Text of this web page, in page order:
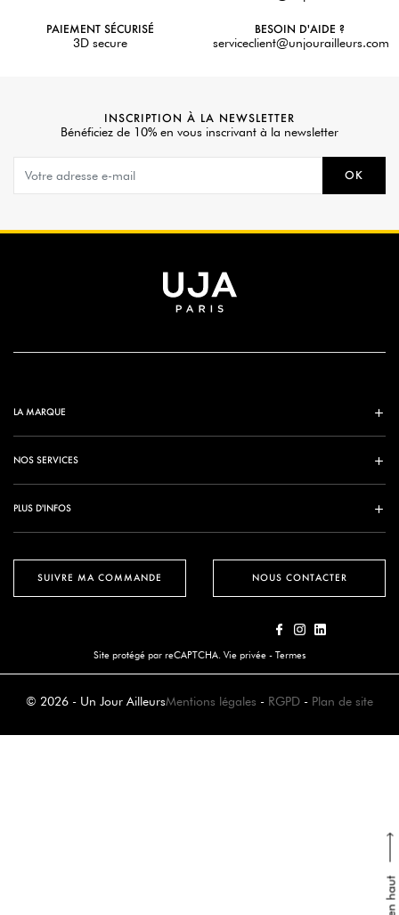
PAIEMENT SÉCURISÉ
3D secure
BESOIN D'AIDE ?
serviceclient@unjourailleurs.com
INSCRIPTION À LA NEWSLETTER
Bénéficiez de 10% en vous inscrivant à la newsletter
OK
SUIVRE MA COMMANDE
LA MARQUE
NOS SERVICES
PLUS D'INFOS
NOUS CONTACTER
Site protégé par reCAPTCHA. Vie privée - Termes
© 2026 - Un Jour AilleursMentions légales - RGPD - Plan de site